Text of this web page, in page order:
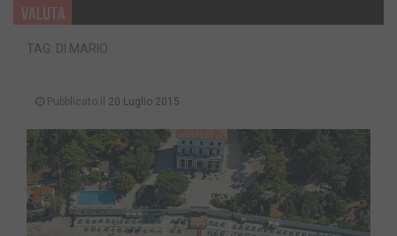
VALUTA
TAG: DI MARIO
Pubblicato il 20 Luglio 2015